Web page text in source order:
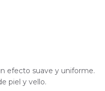
efecto suave y uniforme.
piel y vello.